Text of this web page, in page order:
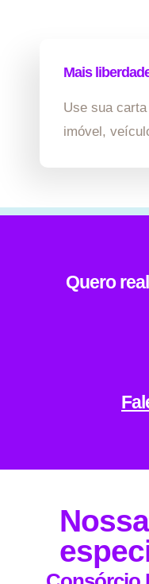
Mais
Use sua
imóvel,
Quero